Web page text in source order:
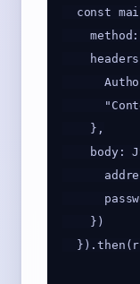
const
    },
body:
    })